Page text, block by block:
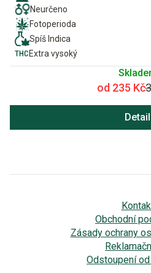
Neurčeno
Fotoperioda
Spíš Indica
Extra vysoký
od 235 Kč
Detail
Obchodní
Zásady ochrany
Odstoupení